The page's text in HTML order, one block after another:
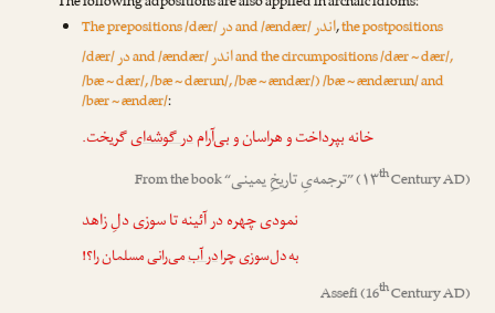
The prepositions /dær/درand /ændær/اندر,the postpositions
/dær/درand /ændær/اندرand the circumpositions /dær ~ dær/,
/bæ ~ dær/, /bæ ~ dærun/, /bæ ~ ændær/) /bæ ~ ændærun/ and
/bær ~ ændær/:
خانه بپرداخت و هراسان و بی‌آرامدر گوشه‌ایگریخت.
From the book “ترجمه‌یِ تاریخِ یمینی ” (۱۳thCentury AD)
نمودی چهره در آئینه تا سوزی دلِ زاهد
به دل‌سوزی چرادر آبمی‌رانی مسلمان را؟!
Assefi(16thCentury AD)